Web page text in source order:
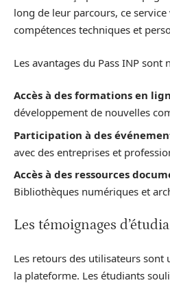
long de leur parcours, ce
compétences techniques et
Les avantages du Pass INP sont
Accès à des formations en
développement de nouvelles
Participation à des
avec des entreprises et
Accès à des ressources
Bibliothèques numériques et
Les témoignages
Les retours des utilisateurs sont
la plateforme. Les étudiants